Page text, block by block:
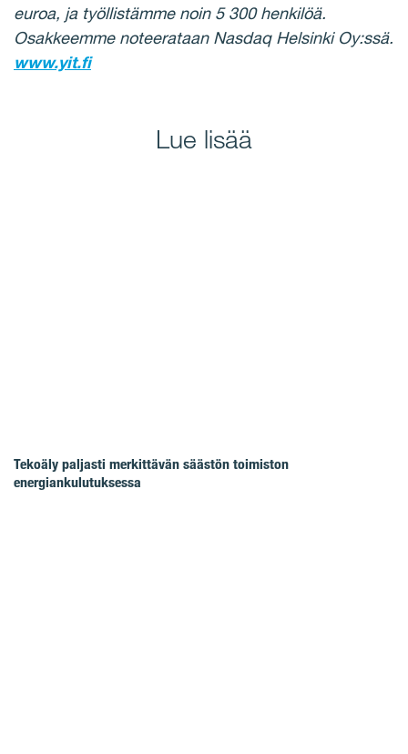
euroa, ja työllistämme noin 5 300 henkilöä.
Osakkeemme noteerataan Nasdaq Helsinki Oy:ssä.
www.yit.fi
Lue lisää
Tekoäly paljasti merkittävän säästön toimiston
energiankulutuksessa